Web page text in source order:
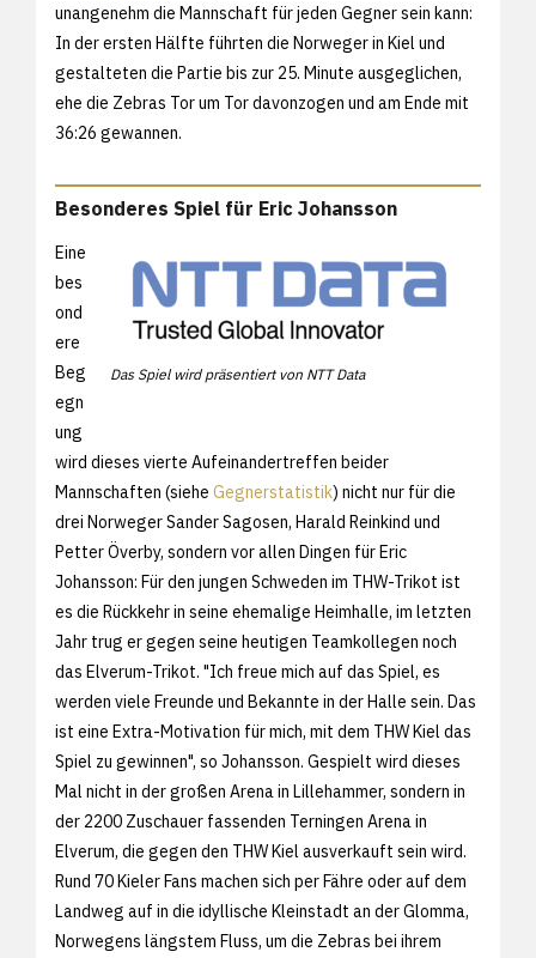
unangenehm die Mannschaft für jeden Gegner sein kann:
In der ersten Hälfte führten die Norweger in Kiel und
gestalteten die Partie bis zur 25. Minute ausgeglichen,
ehe die Zebras Tor um Tor davonzogen und am Ende mit
36:26 gewannen.
Besonderes Spiel für Eric Johansson
Das Spiel wird präsentiert von NTT Data
Eine
bes
ond
ere
Beg
egn
ung
wird dieses vierte Aufeinandertreffen beider
Mannschaften (siehe Gegnerstatistik) nicht nur für die
drei Norweger Sander Sagosen, Harald Reinkind und
Petter Överby, sondern vor allen Dingen für Eric
Johansson: Für den jungen Schweden im THW-Trikot ist
es die Rückkehr in seine ehemalige Heimhalle, im letzten
Jahr trug er gegen seine heutigen Teamkollegen noch
das Elverum-Trikot. "Ich freue mich auf das Spiel, es
werden viele Freunde und Bekannte in der Halle sein. Das
ist eine Extra-Motivation für mich, mit dem THW Kiel das
Spiel zu gewinnen", so Johansson. Gespielt wird dieses
Mal nicht in der großen Arena in Lillehammer, sondern in
der 2200 Zuschauer fassenden Terningen Arena in
Elverum, die gegen den THW Kiel ausverkauft sein wird.
Rund 70 Kieler Fans machen sich per Fähre oder auf dem
Landweg auf in die idyllische Kleinstadt an der Glomma,
Norwegens längstem Fluss, um die Zebras bei ihrem